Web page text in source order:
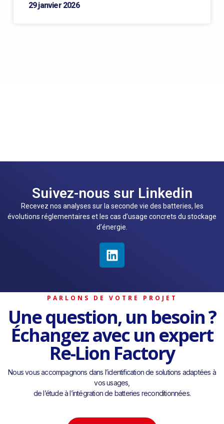
29 janvier 2026
Suivez-nous sur Linkedin
Recevez nos analyses sur la seconde vie des batteries, les
évolutions réglementaires et les cas d’usage concrets du stockage
d’énergie.
PARLONS DE VOTRE PROJET
Une question, un besoin ?
Échangez avec un expert
Re-Lion Factory
Nous vous accompagnons dans l’identification de solutions adaptées à
vos usages,
de l’étude à l’intégration de batteries reconditionnées.